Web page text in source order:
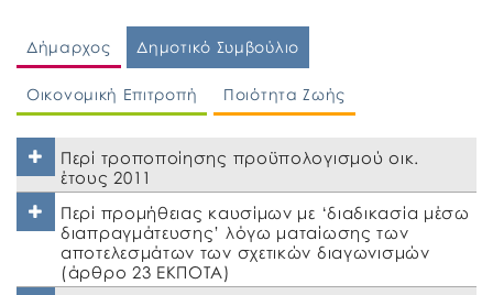
Δήμαρχος Δημοτικό Συμβούλιο
Οικονομική Επιτροπή Ποιότητα Ζωής
Περί τροποποίησης προϋπολογισμού οικ.
έτους 2011
Περί προμήθειας καυσίμων με ‘διαδικασία μέσω
διαπραγμάτευσης’ λόγω ματαίωσης των
αποτελεσμάτων των σχετικών διαγωνισμών
(άρθρο 23 ΕΚΠΟΤΑ)